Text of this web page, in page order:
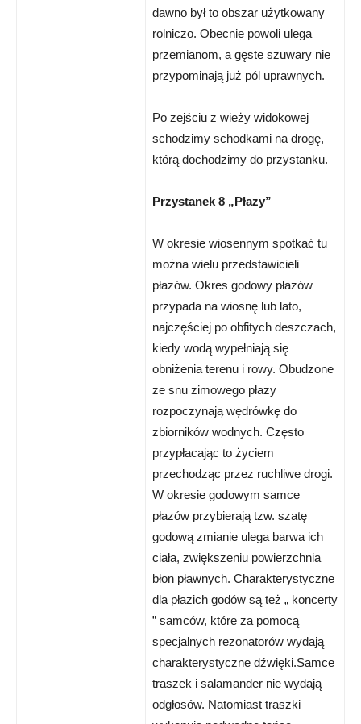
dawno był to obszar użytkowany
rolniczo. Obecnie powoli ulega
przemianom, a gęste szuwary nie
przypominają już pól uprawnych.
Po zejściu z wieży widokowej
schodzimy schodkami na drogę,
którą dochodzimy do przystanku.
Przystanek 8 „Płazy”
W okresie wiosennym spotkać tu
można wielu przedstawicieli
płazów. Okres godowy płazów
przypada na wiosnę lub lato,
najczęściej po obfitych deszczach,
kiedy wodą wypełniają się
obniżenia terenu i rowy. Obudzone
ze snu zimowego płazy
rozpoczynają wędrówkę do
zbiorników wodnych. Często
przypłacając to życiem
przechodząc przez ruchliwe drogi.
W okresie godowym samce
płazów przybierają tzw. szatę
godową zmianie ulega barwa ich
ciała, zwiększeniu powierzchnia
błon pławnych. Charakterystyczne
dla płazich godów są też „ koncerty
” samców, które za pomocą
specjalnych rezonatorów wydają
charakterystyczne dźwięki.Samce
traszek i salamander nie wydają
odgłosów. Natomiast traszki